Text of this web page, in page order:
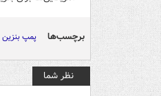
برچسب‌ها پمپ بنزین
نظر شما